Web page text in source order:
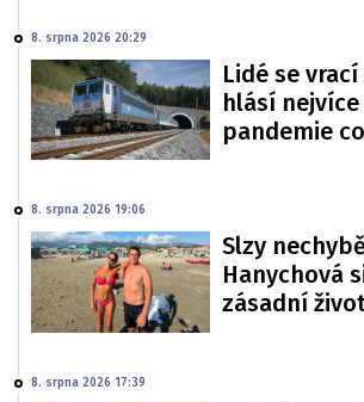
8. srpna 2026 20:29
Lidé se
hlásí
pandemie
8. srpna 2026 19:06
Slzy
Hanychová
zásadní
8. srpna 2026 17:39